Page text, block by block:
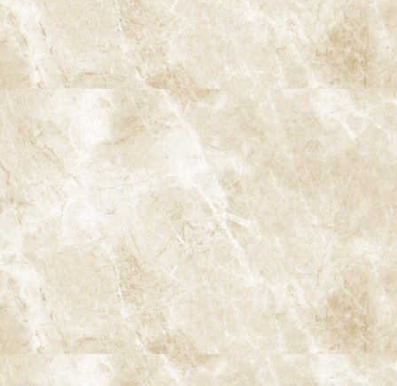
唾液の量・質（唾液が少ないと自浄作用・再石灰化が働きに
くい）
歯並び・噛み合わせ（重なりが多いと清掃が難しい）
間食・甘い飲み物の頻度
フッ素の使用状況
過去のむし歯の本数（むし歯の既往歴が多いとリスクも高
い）
全身疾患や服薬の有無（ドライマウスを引き起こす薬など）
当院では、単に「磨きましょう」とお伝えするだけでなく、患者
さん一人ひとりのリスクプロファイルを考えながら、阿佐ヶ谷で
の生活スタイルに合った現実的なむし歯予防プランをご提案して
います。
むし歯を放置することで起こる影響